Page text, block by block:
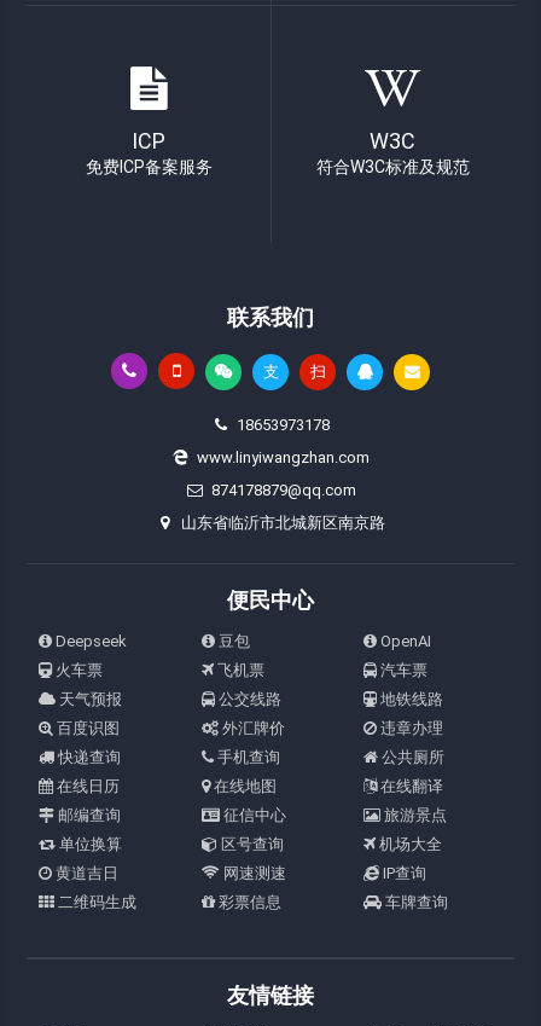
ICP
免费ICP备案服务
W3C
符合W3C标准及规范
联系我们
支 扫
18653973178
www.linyiwangzhan.com
874178879@qq.com
山东省临沂市北城新区南京路
便民中心
Deepseek 豆包
OpenAI
火车票
飞机票
汽车票
天气预报
公交线路
地铁线路
百度识图
外汇牌价
违章办理
快递查询
手机查询
公共厕所
在线日历
在线地图
在线翻译
邮编查询
征信中心
旅游景点
单位换算
区号查询
机场大全
黄道吉日
网速测速
IP查询
二维码生成
彩票信息 车牌查询
友情链接